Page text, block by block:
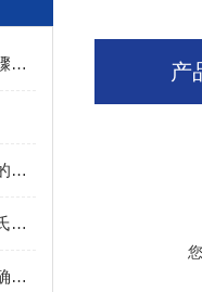
酱菜加工设备的正确使用步骤分享
一文与您分享酱菜加工设备的常见故障相应解决方法
定期维护保养可确保酱菜巴氏杀菌机的安全性
正确操作酱菜加工流水线可确保产品质量
产